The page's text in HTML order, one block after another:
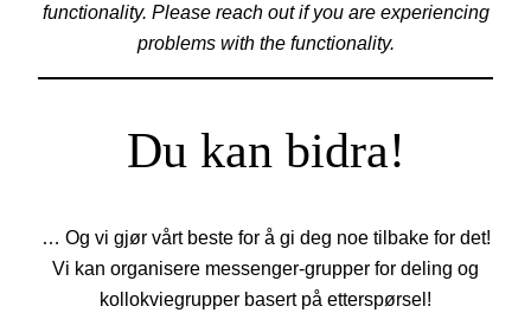
functionality. Please reach out if you are experiencing
problems with the functionality.
Du kan bidra!
… Og vi gjør vårt beste for å gi deg noe tilbake for det!
Vi kan organisere messenger-grupper for deling og
kollokviegrupper basert på etterspørsel!